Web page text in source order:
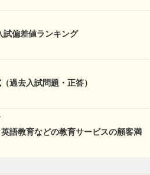
試偏差値ランキング
過去入試問題・正答）
英語教育などの教育サービスの顧客満